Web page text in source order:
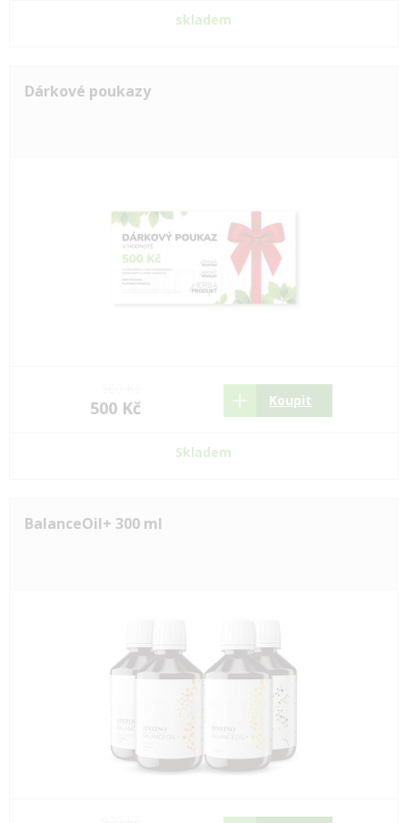
skladem
Dárkové poukazy
500 Kč Koupit
Skladem
BalanceOil+ 300 ml